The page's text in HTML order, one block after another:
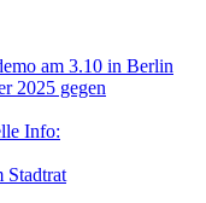
am 3.10 in Berlin
2025 gegen
Info:
Stadtrat